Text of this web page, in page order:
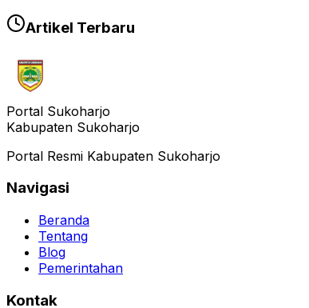
Artikel Terbaru
Portal Sukoharjo
Kabupaten Sukoharjo
Portal Resmi Kabupaten Sukoharjo
Navigasi
Beranda
Tentang
Blog
Pemerintahan
Kontak